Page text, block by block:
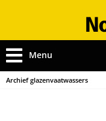
Menu
Archief glazenvaatwassers